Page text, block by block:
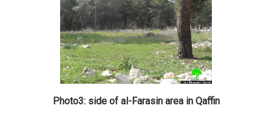
Photo3: side of al-Farasin area in Qaffin